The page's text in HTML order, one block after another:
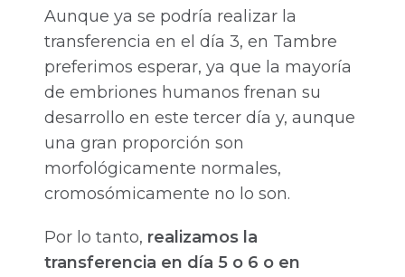
Aunque ya se podría realizar la
transferencia en el día 3, en Tambre
preferimos esperar, ya que la mayoría
de embriones humanos frenan su
desarrollo en este tercer día y, aunque
una gran proporción son
morfológicamente normales,
cromosómicamente no lo son.
Por lo tanto, realizamos la
transferencia en día 5 o 6 o en